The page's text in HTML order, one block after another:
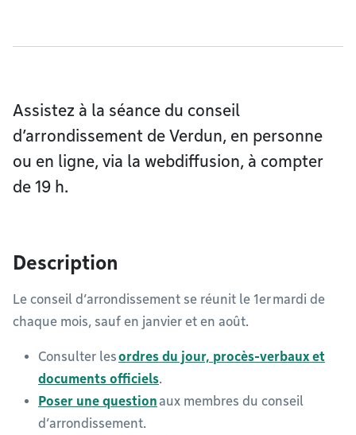
Assistez à la séance du conseil
d’arrondissement de Verdun, en personne
ou en ligne, via la webdiffusion, à compter
de 19 h.
Description
Le conseil d’arrondissement se réunit le 1er mardi de
chaque mois, sauf en janvier et en août.
Consulter lesordres du jour, procès-verbaux et
documents officiels.
Poser une questionaux membres du conseil
d’arrondissement.